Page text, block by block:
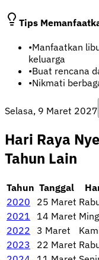
Tips
•Manfaatkan
keluarga
•Buat rencana
•Nikmati
Selasa, 9 Maret 2027
Hari Raya
Tahun Lain
Tahun Tanggal
2020
25 Maret
2021
14 Maret
2022
3 Maret
2023
22 Maret